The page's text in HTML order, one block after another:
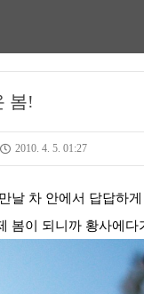
봄!
2010. 4. 5. 01:27
차 안에서 답답하
봄이 되니까 황사에